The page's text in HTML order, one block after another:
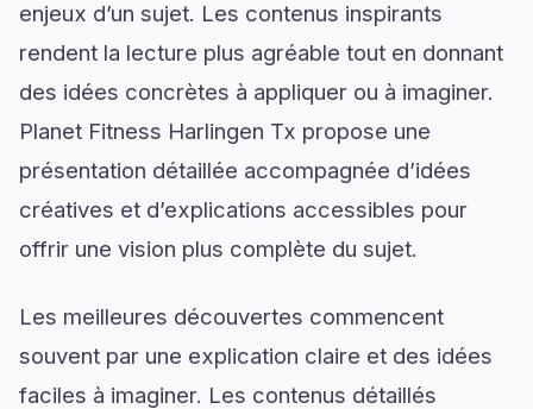
enjeux d’un sujet. Les contenus inspirants
rendent la lecture plus agréable tout en donnant
des idées concrètes à appliquer ou à imaginer.
Planet Fitness Harlingen Tx propose une
présentation détaillée accompagnée d’idées
créatives et d’explications accessibles pour
offrir une vision plus complète du sujet.
Les meilleures découvertes commencent
souvent par une explication claire et des idées
faciles à imaginer. Les contenus détaillés